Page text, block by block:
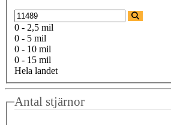
0 - 2,5 mil
0 - 5 mil
0 - 10 mil
0 - 15 mil
Hela landet
Antal stjärnor